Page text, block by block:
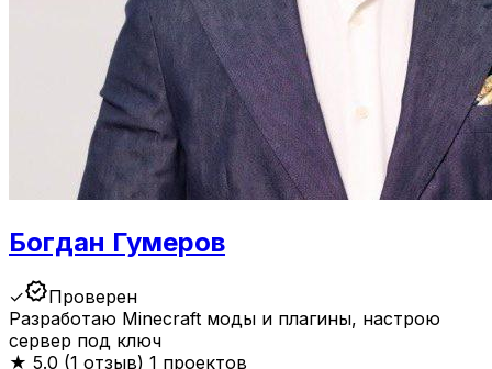
Богдан Гумеров
✓verifiedПроверен
Разработаю Minecraft моды и плагины, настрою
сервер под ключ
★ 5.0 (1 отзыв) 1 проектов